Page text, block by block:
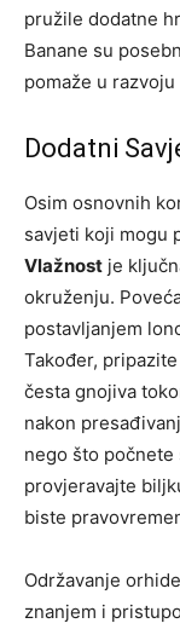
pružile dodatne
Banane su
pomaže u
Dodatni
Osim osnovnih
savjeti koji mogu
Vlažnost je
okruženju.
postavljanjem
Također,
česta gnojiva
nakon
nego što počnete
provjeravajte
biste
Održavanje
znanjem i